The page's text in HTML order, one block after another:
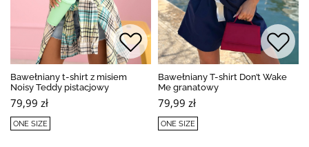
Bawełniany t-shirt z misiem
Noisy Teddy pistacjowy
79,99 zł
ONE SIZE
Bawełniany T-shirt Don’t Wake
Me granatowy
79,99 zł
ONE SIZE